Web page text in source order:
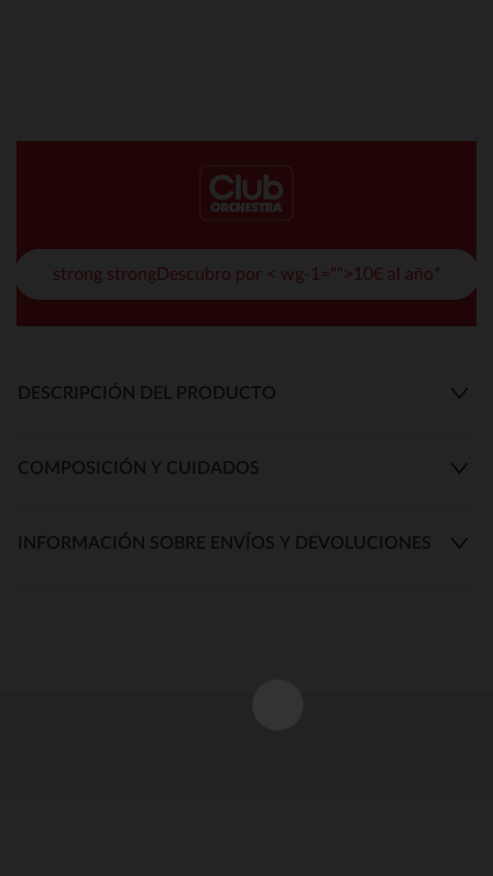
strong strongDescubro por < wg-1="">10€ al año*
DESCRIPCIÓN DEL PRODUCTO
COMPOSICIÓN Y CUIDADOS
INFORMACIÓN SOBRE ENVÍOS Y DEVOLUCIONES